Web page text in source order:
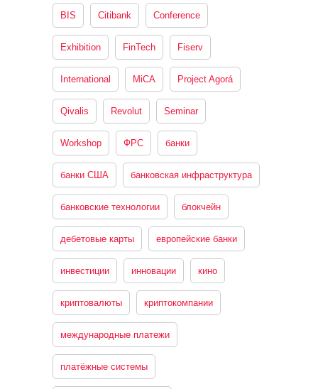
BIS Citibank Conference
Exhibition FinTech Fiserv
International MiCA Project Agorá
Qivalis Revolut Seminar
Workshop ФРС банки
банки США банковская инфраструктура
банковские технологии блокчейн
дебетовые карты европейские банки
инвестиции инновации кино
криптовалюты криптокомпании
международные платежи
платёжные системы